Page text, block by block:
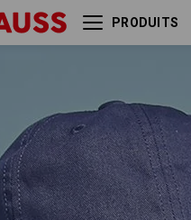
PRODUITS
e.s. Casquette color